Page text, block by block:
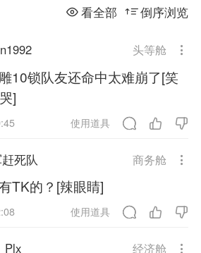
倒序浏览
看全部
头等舱
10锁队友还命中太难崩了[笑
]
使用道具
商务舱
死队
TK的？[辣眼睛]
使用道具
经济舱